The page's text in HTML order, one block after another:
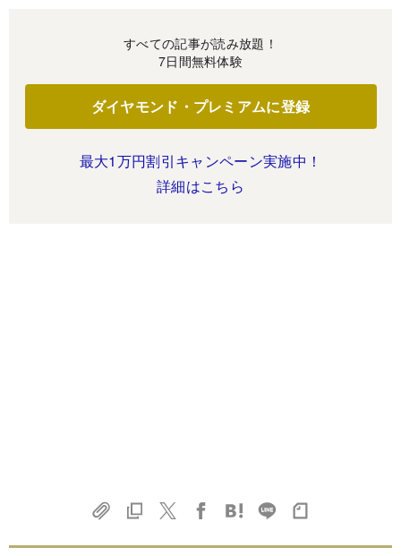
すべての記事が読み放題！
7日間無料体験
ダイヤモンド・プレミアムに登録
最大1万円割引キャンペーン実施中！
詳細はこちら